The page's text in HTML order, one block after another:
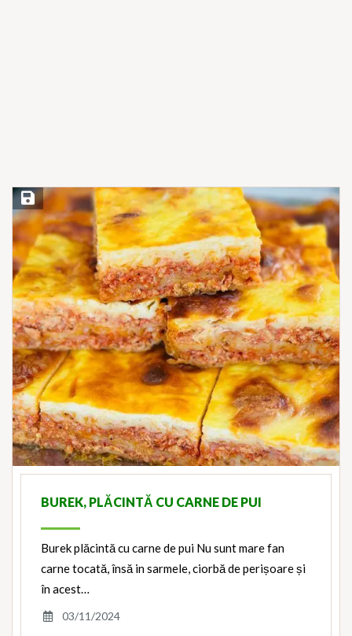
Save Recipe
BUREK, PLĂCINTĂ CU CARNE DE PUI
Burek plăcintă cu carne de pui Nu sunt mare fan
carne tocată, însă in sarmele, ciorbă de perișoare și
în acest…
03/11/2024